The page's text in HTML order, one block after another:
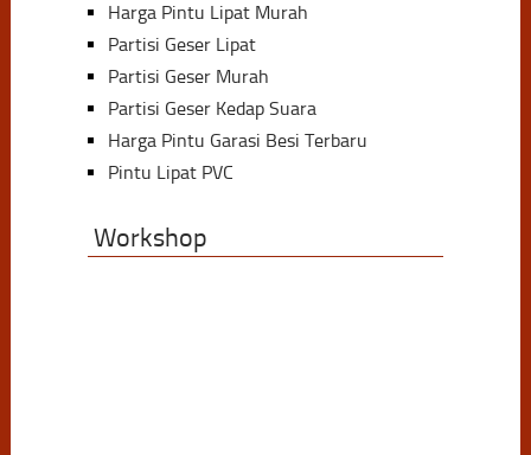
Harga Pintu Lipat Murah
Partisi Geser Lipat
Partisi Geser Murah
Partisi Geser Kedap Suara
Harga Pintu Garasi Besi Terbaru
Pintu Lipat PVC
Workshop